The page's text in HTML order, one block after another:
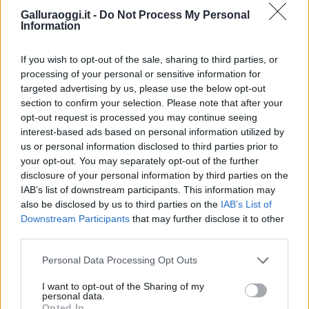
Galluraoggi.it - Do Not Process My Personal
Information
If you wish to opt-out of the sale, sharing to third parties, or
processing of your personal or sensitive information for
targeted advertising by us, please use the below opt-out
section to confirm your selection. Please note that after your
opt-out request is processed you may continue seeing
interest-based ads based on personal information utilized by
us or personal information disclosed to third parties prior to
your opt-out. You may separately opt-out of the further
disclosure of your personal information by third parties on the
IAB’s list of downstream participants. This information may
also be disclosed by us to third parties on the IAB’s List of
Downstream Participants that may further disclose it to other
Please note that this website/app uses one or more Google
not limited to your visit or usage behaviour. You may click to
grant or deny consent to Google and its third-party tags to
Personal Data Processing Opt Outs
I want to opt-out of the Sharing of my
personal data.
Nuovi stalli residenti a Palau, il Comune
Film internazionale, casting per comparse in
Costa Smeralda
Porto Rotondo ospita la grande sfida della vela
nell’estate 2026
Controlli all’aeroporto di Olbia, sequestrati
caviale e sabbia rubata
Migliori cliniche di estetica medicale avanzata
in Europa: classifica dei 5 centri di riferimento
pe…